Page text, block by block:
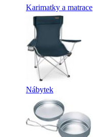
Karimatky a matrace
Nábytek